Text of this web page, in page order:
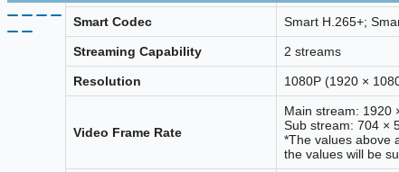
Smart Codec Smart H.265+;
Streaming Capability 2 streams
Resolution 1080P (1920 ×
Video Frame Rate
Main stream: 1920
Sub stream: 704 ×
*The values above
the values will be